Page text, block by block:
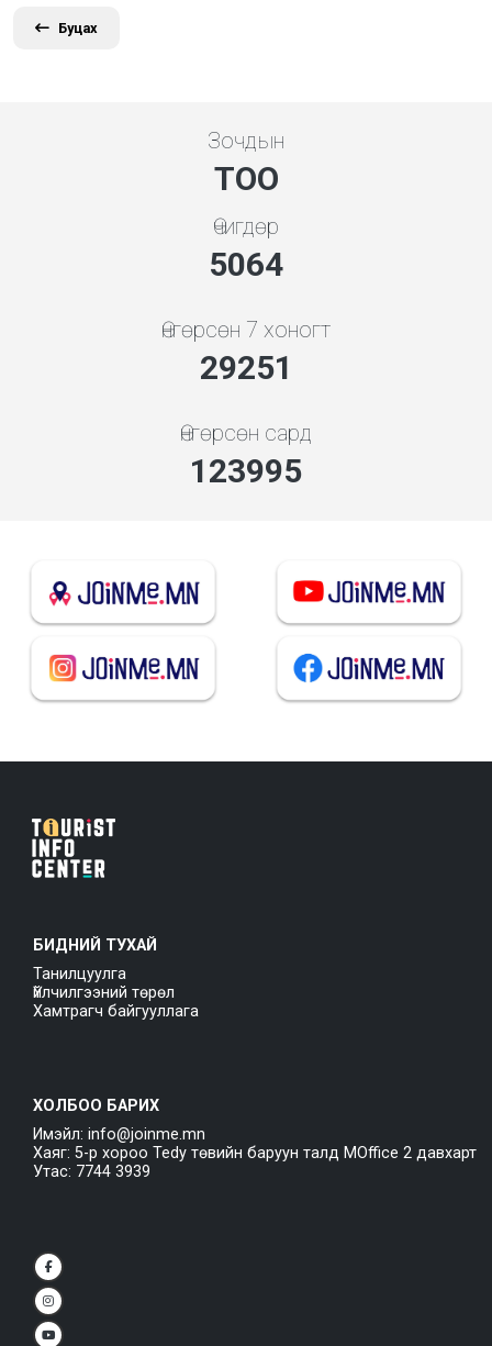
Буцах
Зочдын
ТОО
Өчигдөр
5453
Өнгөрсөн 7 хоногт
31501
Өнгөрсөн сард
133533
БИДНИЙ ТУХАЙ
Танилцуулга
Үйлчилгээний төрөл
Хамтрагч байгууллага
ХОЛБОО БАРИХ
Имэйл: info@joinme.mn
Хаяг: 5-р хороо Tedy төвийн баруун талд MOffice 2 давхарт
Утас: 7744 3939